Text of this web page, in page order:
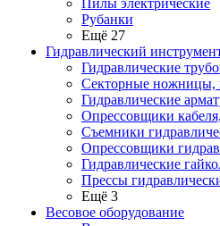
Пилы электрические
Рубанки
Ещё 27
Гидравлический
Гидравлические
Секторные ножницы,
Гидравлические
Опрессовщики
Съемники
Опрессовщики
Гидравлические
Прессы
Ещё 3
Весовое оборудование